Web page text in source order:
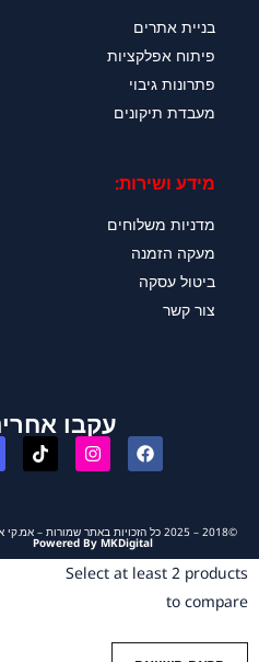
בניית אתרים
פיתוח אפלקציות
פתרונות גיבוי
מעבדת תיקונים
מידע ושירות:
מדניות משלוחים
מעקה הזמנה
ביטול עסקה
צור קשר
עקבו
©2018 – 2025 כל הזכויות באתר שמורות – אמ.קי אלקטרוניקס
Powered By MKDigital
Select at least 2 products
to compare